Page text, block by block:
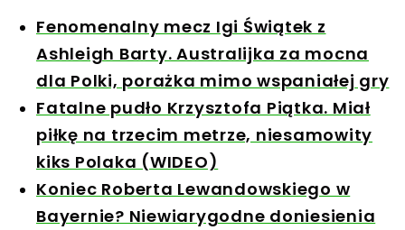
Fenomenalny mecz Igi Świątek z
Ashleigh Barty. Australijka za mocna
dla Polki, porażka mimo wspaniałej gry
Fatalne pudło Krzysztofa Piątka. Miał
piłkę na trzecim metrze, niesamowity
kiks Polaka (WIDEO)
Koniec Roberta Lewandowskiego w
Bayernie? Niewiarygodne doniesienia